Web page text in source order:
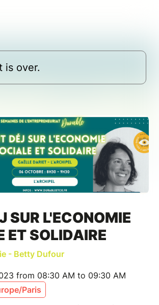
is over.
SUR L'ECONOMIE
ET SOLIDAIRE
- Betty Dufour
from 08:30 AM to 09:30 AM
Paris